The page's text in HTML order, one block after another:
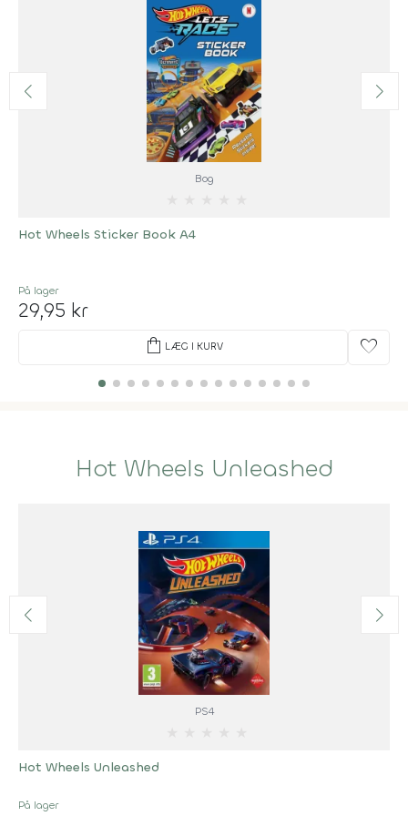
Bog
Hot Wheels Sticker Book A4
På lager
29,95 kr
shopping_bag LÆG I KURV favorite
Hot Wheels Unleashed
PS4
Hot Wheels Unleashed
På lager